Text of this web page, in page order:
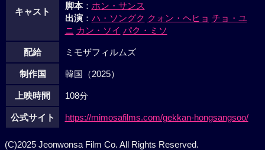
キャスト
脚本： ホン・サンス
出演： ハ・ソングク クォン・ヘヒョ チョ・ユ
ニ カン・ソイ パク・ミソ
配給 ミモザフィルムズ
制作国 韓国（2025）
上映時間 108分
公式サイト https://mimosafilms.com/gekkan-hongsangsoo/
(C)2025 Jeonwonsa Film Co. All Rights Reserved.